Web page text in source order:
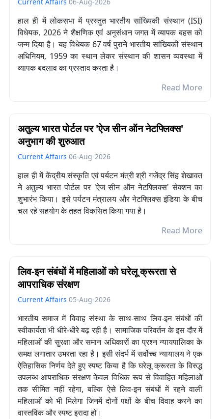
हाल ही में लोकसभा में प्रस्तुत भारतीय सांख्यिकी संस्थान (ISI)
विधेयक, 2026 ने शैक्षणिक एवं अनुसंधान जगत में व्यापक बहस को
जन्म दिया है। यह विधेयक 67 वर्ष पुराने भारतीय सांख्यिकी संस्थान
अधिनियम, 1959 का स्थान लेकर संस्थान की शासन व्यवस्था में
व्यापक बदलाव का प्रस्ताव करता है।
Read More
अतुल्य भारत पोर्टल पर 'ऐज सीन ऑन नेटफ्लिक्स'
अनुभाग की शुरुआत
Current Affairs 06-Aug-2026
हाल ही में केंद्रीय संस्कृति एवं पर्यटन मंत्री श्री गजेंद्र सिंह शेखावत
ने अतुल्य भारत पोर्टल पर 'ऐज सीन ऑन नेटफ्लिक्स' सेक्शन का
शुभारंभ किया। इसे पर्यटन मंत्रालय और नेटफ्लिक्स इंडिया के बीच
चल रहे सहयोग के तहत विकसित किया गया है।
Read More
लिव-इन संबंधों में महिलाओं को घरेलू क्रूरता से
आपराधिक संरक्षण
Current Affairs 05-Aug-2026
भारतीय समाज में विवाह संस्था के साथ-साथ लिव-इन संबंधों की
स्वीकार्यता भी धीरे-धीरे बढ़ रही है। सामाजिक परिवर्तन के इस दौर में
महिलाओं की सुरक्षा और समान अधिकारों का प्रश्न न्यायपालिका के
समक्ष लगातार उभरता रहा है। इसी संदर्भ में सर्वोच्च न्यायालय ने एक
ऐतिहासिक निर्णय देते हुए स्पष्ट किया है कि घरेलू क्रूरता के विरुद्ध
उपलब्ध आपराधिक संरक्षण केवल विधिक रूप से विवाहित महिलाओं
तक सीमित नहीं रहेगा, बल्कि ऐसे लिव-इन संबंधों में रहने वाली
महिलाओं को भी मिलेगा जिनमें दोनों पक्षों के बीच विवाह करने का
वास्तविक और स्पष्ट इरादा हो।